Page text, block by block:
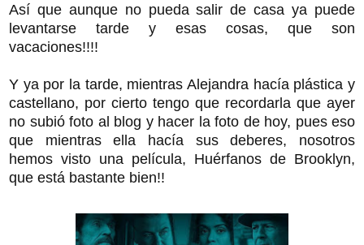
Así que aunque no pueda salir de casa ya puede
levantarse tarde y esas cosas, que son
vacaciones!!!!
Y ya por la tarde, mientras Alejandra hacía plástica y
castellano, por cierto tengo que recordarla que ayer
no subió foto al blog y hacer la foto de hoy, pues eso
que mientras ella hacía sus deberes, nosotros
hemos visto una película, Huérfanos de Brooklyn,
que está bastante bien!!